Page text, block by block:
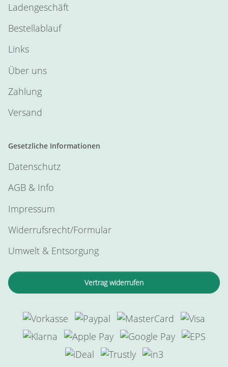
Ladengeschäft
Bestellablauf
Links
Über uns
Zahlung
Versand
Gesetzliche Informationen
Datenschutz
AGB & Info
Impressum
Widerrufsrecht/Formular
Umwelt & Entsorgung
Vertrag widerrufen